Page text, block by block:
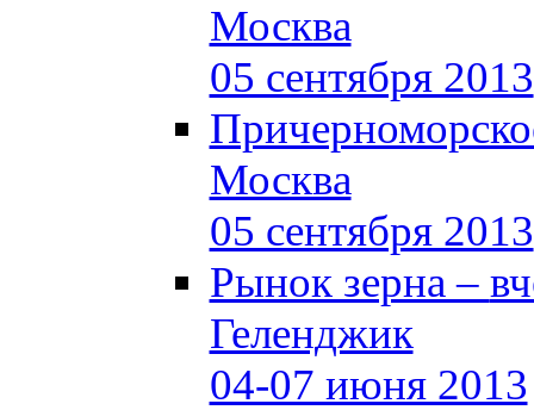
Москва
05 сентября 2013
Москва
05 сентября 2013
Рынок зерна –
Геленджик
04-07 июня 2013